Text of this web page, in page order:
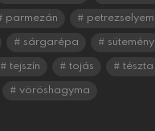
parmezán petrezselyem
sárgarépa sütemény
tejszín tojás tészta
vöröshagyma